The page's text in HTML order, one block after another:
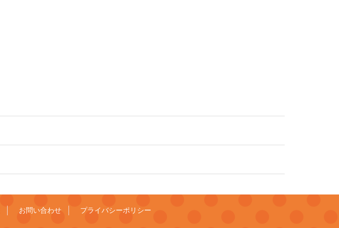
お問い合わせ プライバシーポリシー